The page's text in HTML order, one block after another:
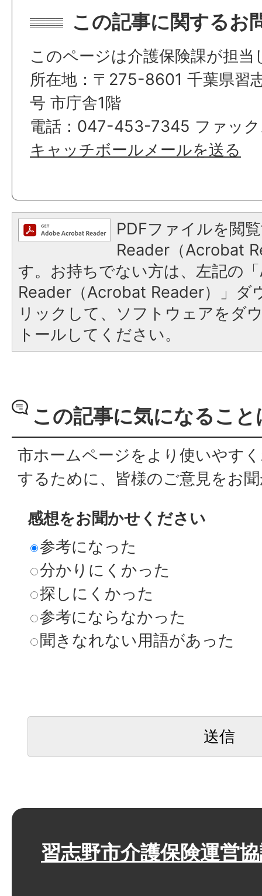
この記事に関するお
このページは介護保険課が担当
所在地：〒275-8601 千葉県習
号 市庁舎1階
電話：047-453-7345 ファッ
キャッチボールメールを送る
PDFファイルを閲
Reader（Acrobat
す。お持ちでない方は、左記の
Reader（Acrobat Reader）」ダ
リックして、ソフトウェアをダ
トールしてください。
この記事に気になるこ
市ホームページをより使いやす
するために、皆様のご意見をお
感想をお聞かせください
参考になった
分かりにくかった
探しにくかった
参考にならなかった
聞きなれない用語があった
習志野市介護保険運営